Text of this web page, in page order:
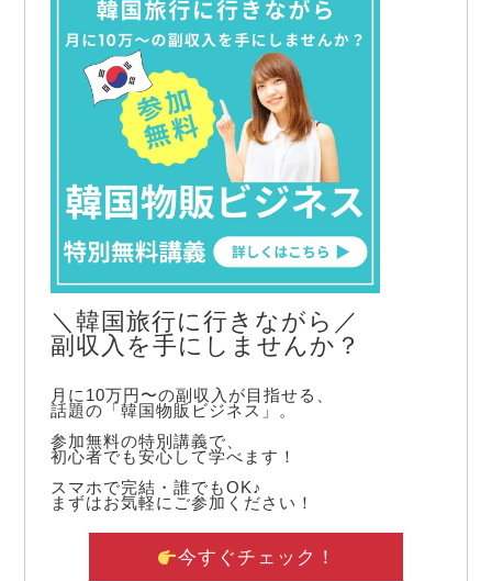
＼韓国旅行に行きながら／
副収入を手にしませんか？
月に10万円〜の副収入が目指せる、
話題の「韓国物販ビジネス」。
参加無料の特別講義で、
初心者でも安心して学べます！
スマホで完結・誰でもOK♪
まずはお気軽にご参加ください！
今すぐチェック！